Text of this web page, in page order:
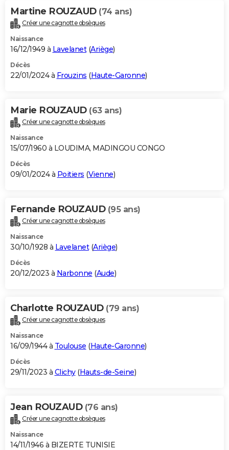
Martine ROUZAUD (74 ans)
Créer une cagnotte obsèques
Naissance
16/12/1949 à Lavelanet(Ariège)
Décès
22/01/2024 à Frouzins (Haute-Garonne)
Marie ROUZAUD (63 ans)
Créer une cagnotte obsèques
Naissance
15/07/1960 à LOUDIMA, MADINGOU CONGO
Décès
09/01/2024 à Poitiers (Vienne)
Fernande ROUZAUD (95 ans)
Créer une cagnotte obsèques
Naissance
30/10/1928 à Lavelanet(Ariège)
Décès
20/12/2023 à Narbonne (Aude)
Charlotte ROUZAUD (79 ans)
Créer une cagnotte obsèques
Naissance
16/09/1944 à Toulouse (Haute-Garonne)
Décès
29/11/2023 à Clichy(Hauts-de-Seine)
Jean ROUZAUD (76 ans)
Créer une cagnotte obsèques
Naissance
14/11/1946 à BIZERTE TUNISIE